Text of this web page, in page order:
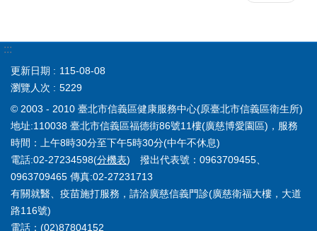
:::
更新日期
115-08-08
瀏覽人次
5229
© 2003 - 2010 臺北市信義區健康服務中心(原臺北市信義區衛生所)
地址:110038 臺北市信義區福德街86號11樓(廣慈博愛園區)，服務
時間：上午8時30分至下午5時30分(中午不休息)
電話:02-27234598(分機表) 撥出代表號：0963709455、
0963709465 傳真:02-27231713
有關就醫、疫苗施打服務，請洽廣慈信義門診(廣慈衛福大樓，大道
路116號)
電話：(02)87804152